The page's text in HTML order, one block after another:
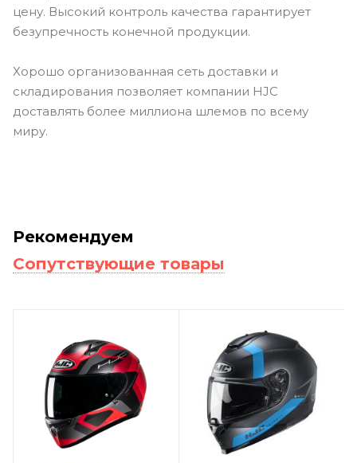
цену. Высокий контроль качества гарантирует
безупречность конечной продукции.
Хорошо организованная сеть доставки и
складирования позволяет компании HJC
доставлять более миллиона шлемов по всему
миру.
Рекомендуем
Сопутствующие товары